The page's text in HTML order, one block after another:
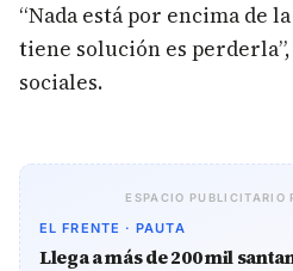
“Nada está por encima de
tiene solución es
sociales.
ESPACIO PUBLICITARIO
EL FRENTE · PAUTA
Llega a más de 200 mil